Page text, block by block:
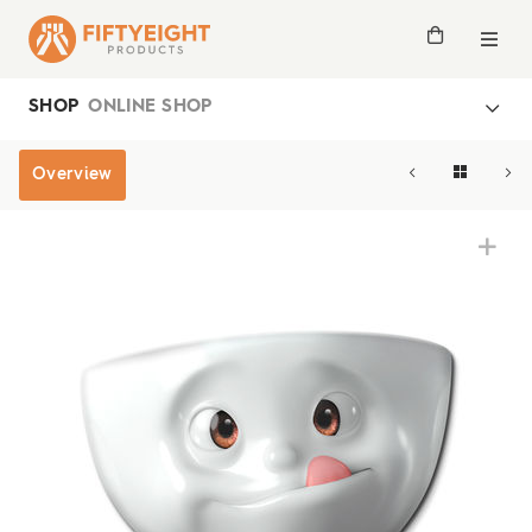
SHOP ONLINE SHOP
Overview